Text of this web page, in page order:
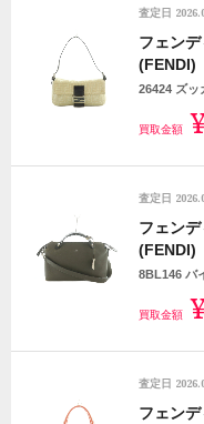
査定日
フェンデ
(FENDI)
26424 ズッ
買取金額
査定日
フェンデ
(FENDI)
8BL146 バ
買取金額
査定日
フェンデ